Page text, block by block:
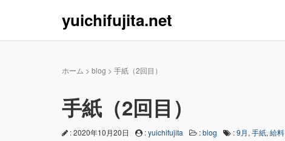
yuichifujita.net
ホーム > blog > 手紙（2回目）
手紙（2回目）
: 2020年10月20日 :yuichifujita :blog :9月, 手紙, 給料